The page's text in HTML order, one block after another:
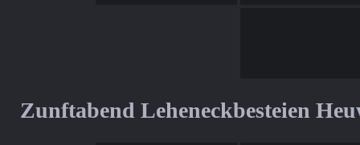
Zunftabend Leheneckbesteien